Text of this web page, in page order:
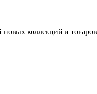
новых коллекций и товаров